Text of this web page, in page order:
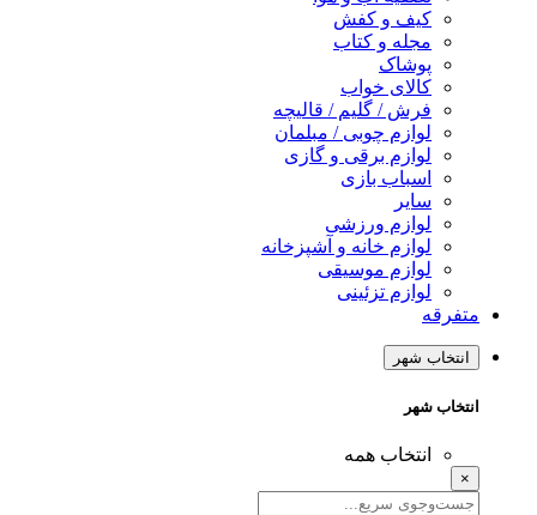
کیف و کفش
مجله و کتاب
پوشاک
کالای خواب
فرش / گلیم / قالیچه
لوازم چوبی / مبلمان
لوازم برقی و گازی
اسباب بازی
سایر
لوازم ورزشی
لوازم خانه و آشپزخانه
لوازم موسیقی
لوازم تزئینی
متفرقه
انتخاب شهر
انتخاب شهر
انتخاب همه
×